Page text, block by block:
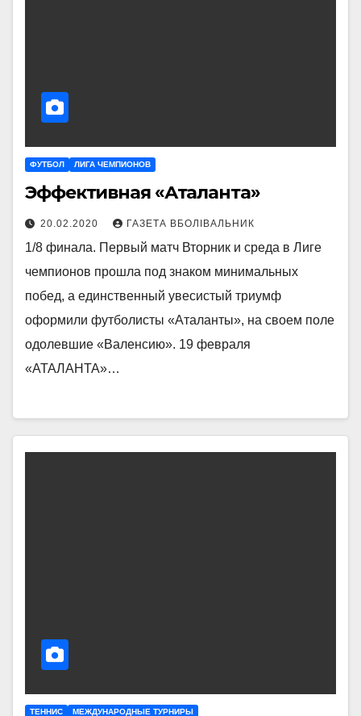
ФУТБОЛ ЛИГА ЧЕМПИОНОВ
Эффективная «Аталанта»
20.02.2020 ГАЗЕТА ВБОЛІВАЛЬНИК
1/8 финала. Первый матч Вторник и среда в Лиге
чемпионов прошла под знаком минимальных
побед, а единственный увесистый триумф
оформили футболисты «Аталанты», на своем поле
одолевшие «Валенсию». 19 февраля
«АТАЛАНТА»…
ТЕННИС МЕЖДУНАРОДНЫЕ ТУРНИРЫ